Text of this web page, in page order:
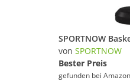
von SPORTNOW
Bester Preis
gefunden bei Amazon